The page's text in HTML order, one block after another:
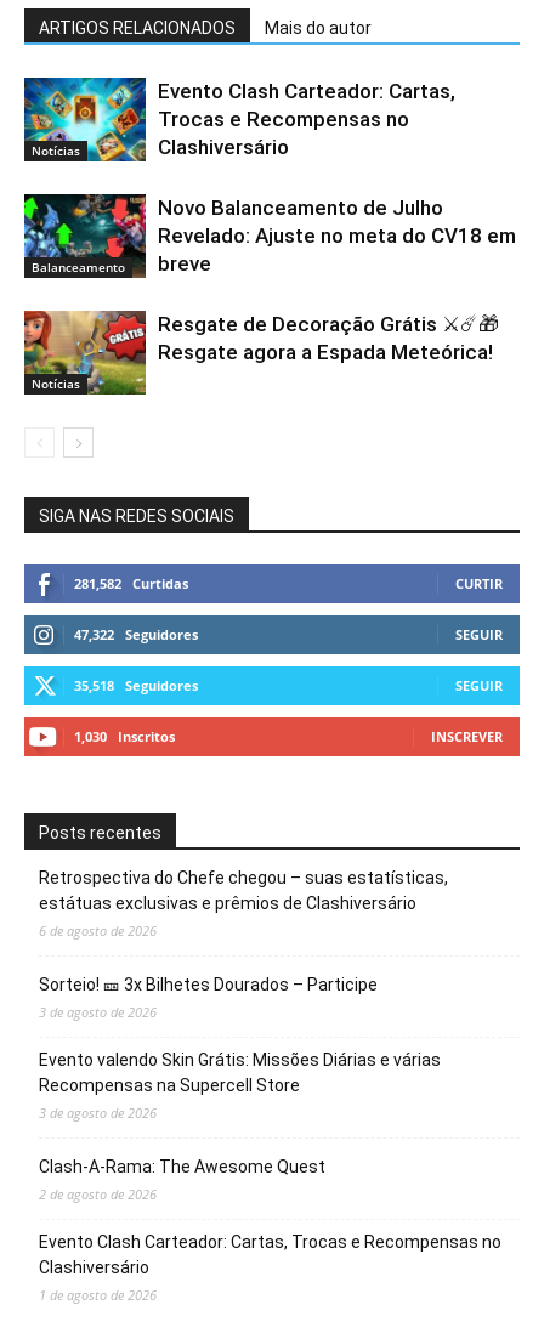
ARTIGOS RELACIONADOS Mais do autor
Notícias
Evento Clash Carteador: Cartas,
Trocas e Recompensas no
Clashiversário
Balanceamento
Novo Balanceamento de Julho
Revelado: Ajuste no meta do CV18 em
breve
Notícias
Resgate de Decoração Grátis ⚔️☄️🎁
Resgate agora a Espada Meteórica!
SIGA NAS REDES SOCIAIS
281,582 Curtidas CURTIR
47,322 Seguidores SEGUIR
35,518 Seguidores SEGUIR
1,030 Inscritos INSCREVER
Posts recentes
Retrospectiva do Chefe chegou – suas estatísticas,
estátuas exclusivas e prêmios de Clashiversário
6 de agosto de 2026
Sorteio! 🎫 3x Bilhetes Dourados – Participe
3 de agosto de 2026
Evento valendo Skin Grátis: Missões Diárias e várias
Recompensas na Supercell Store
3 de agosto de 2026
Clash-A-Rama: The Awesome Quest
2 de agosto de 2026
Evento Clash Carteador: Cartas, Trocas e Recompensas no
Clashiversário
1 de agosto de 2026